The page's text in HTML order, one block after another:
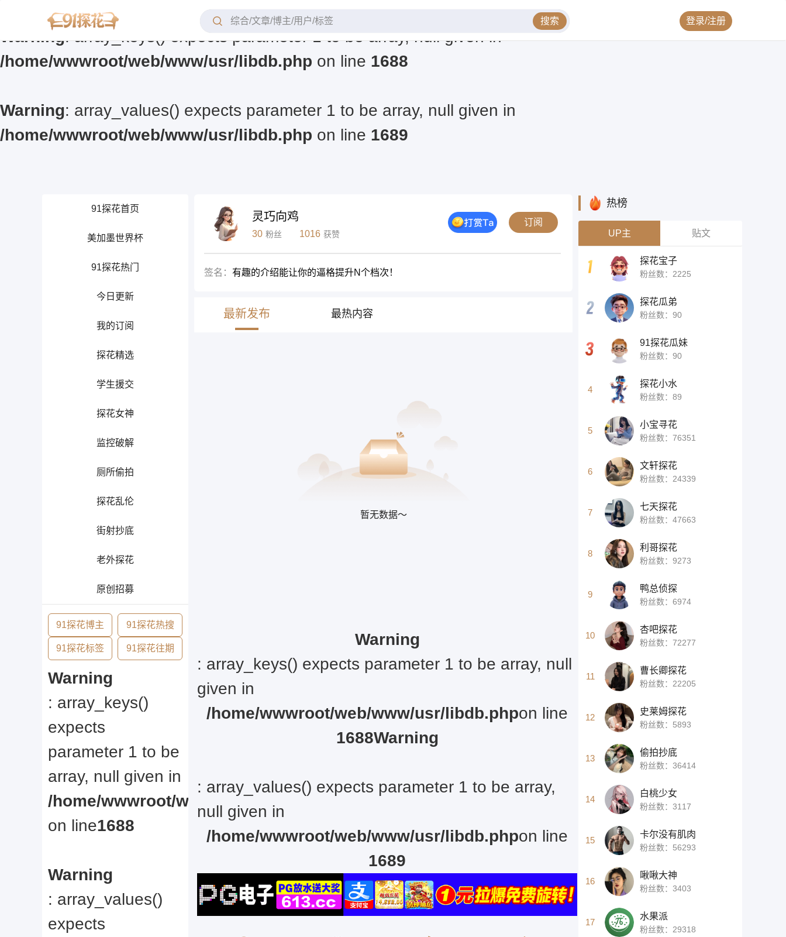
Warning: array_keys() expects parameter 1 to be array, null given in
/home/wwwroot/web/www/usr/libdb.php on line 1688
Warning: array_values() expects parameter 1 to be array, null given in
/home/wwwroot/web/www/usr/libdb.php on line 1689
搜索 登录/注册
91探花首页
美加墨世界杯
91探花热门
今日更新
我的订阅
探花精选
学生援交
探花女神
监控破解
厕所偷拍
探花乱伦
街射抄底
老外探花
原创招募
91探花博主 91探花热搜
91探花标签 91探花往期
Warning
: array_keys()
expects
parameter 1 to be
array, null given in
/home/wwwroot/web/www/usr/libdb.php
on line1688
Warning
: array_values()
expects
灵巧向鸡
订阅
30 粉丝 1016 获赞
签名： 有趣的介绍能让你的逼格提升N个档次！
最新发布 最热内容
暂无数据～
热榜
UP主 贴文
探花宝子
粉丝数：2225
探花瓜弟
粉丝数：90
91探花瓜妹
粉丝数：90
4
探花小水
粉丝数：89
5
小宝寻花
粉丝数：76351
6
文轩探花
粉丝数：24339
7
七天探花
粉丝数：47663
8
利哥探花
粉丝数：9273
9
鸭总侦探
粉丝数：6974
10
杏吧探花
粉丝数：72277
11
曹长卿探花
粉丝数：22205
12
史莱姆探花
粉丝数：5893
13
偷拍抄底
粉丝数：36414
14
白桃少女
粉丝数：3117
15
卡尔没有肌肉
粉丝数：56293
16
啾啾大神
粉丝数：3403
17
水果派
粉丝数：29318
Warning
: array_keys() expects parameter 1 to be array, null
given in
/home/wwwroot/web/www/usr/libdb.phpon line
1688Warning
: array_values() expects parameter 1 to be array,
null given in
/home/wwwroot/web/www/usr/libdb.phpon line
1689